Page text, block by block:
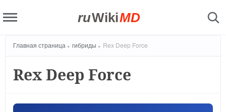
ruWikiMD
Главная страница гибриды Rex Deep Force
Rex Deep Force